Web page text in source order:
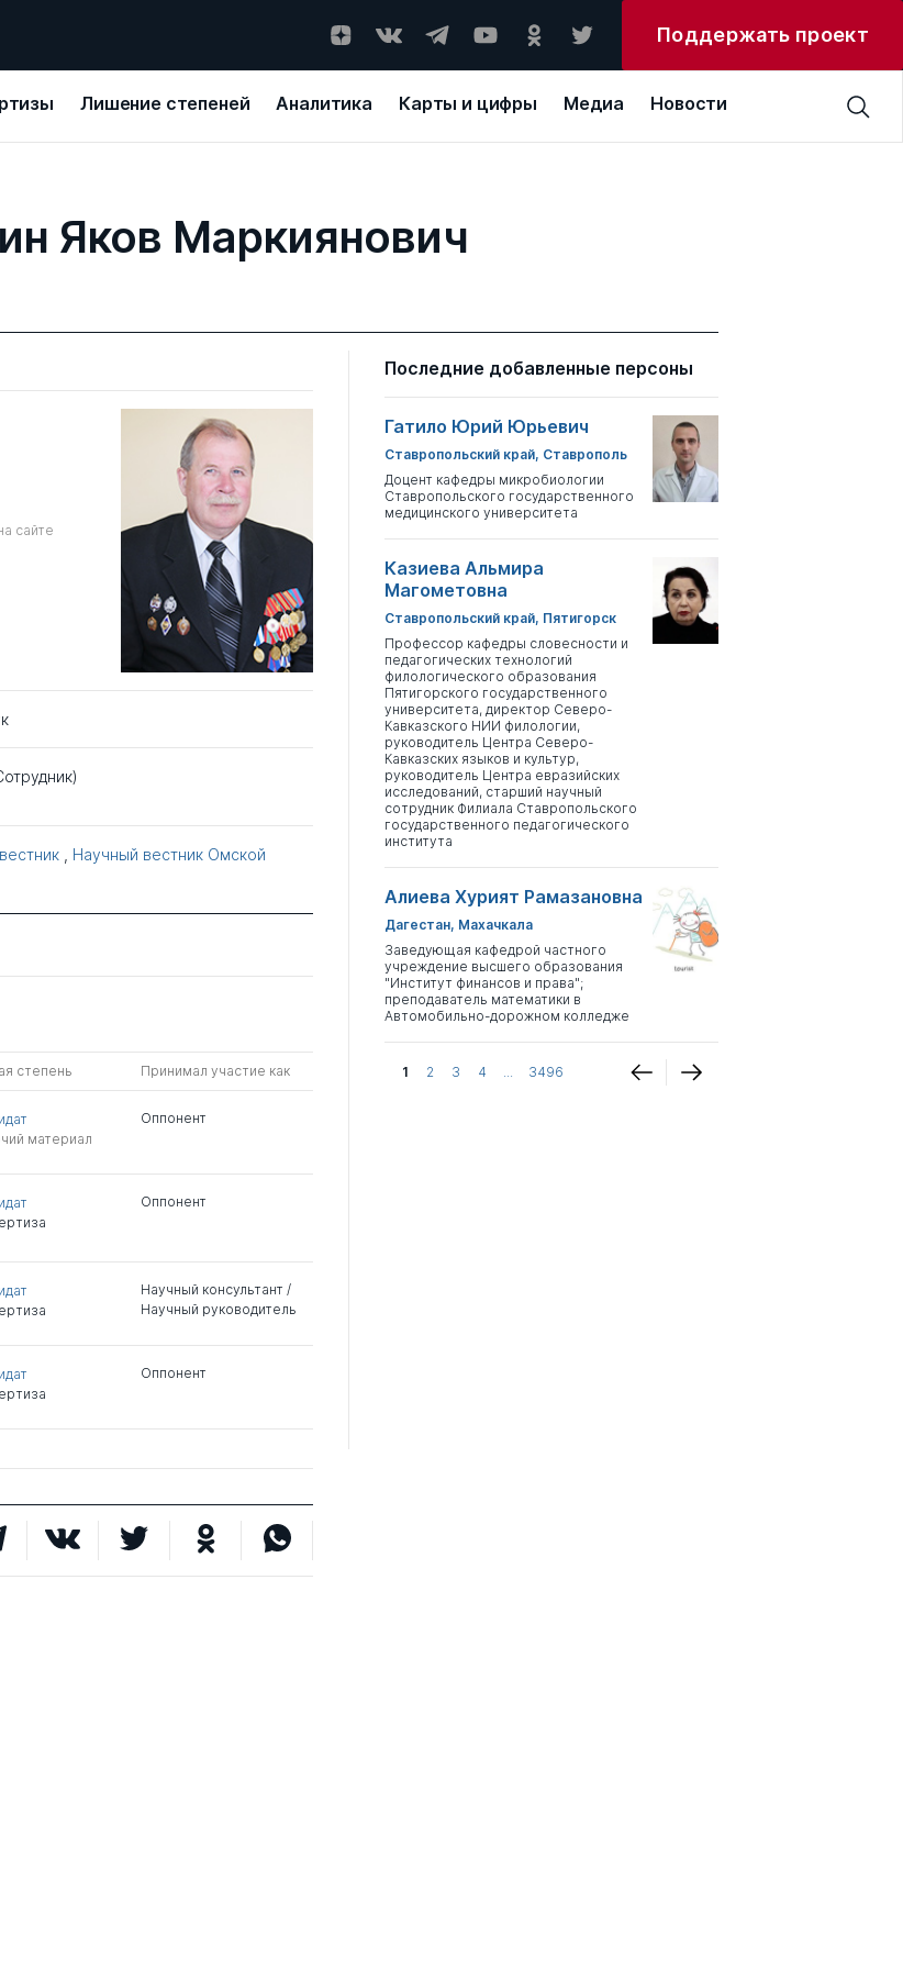
Поддержать проект
Лишение степеней Аналитика Карты и цифры Медиа Новости
Яков Маркиянович
сайте
Научный вестник Омской
степень Принимал участие как
материал
Оппонент
Оппонент
Научный консультант /
Научный руководитель
Оппонент
Последние добавленные персоны
Гатило Юрий Юрьевич
Ставропольский край, Ставрополь
Доцент кафедры микробиологии
Ставропольского государственного
медицинского университета
Казиева Альмира
Магометовна
Ставропольский край, Пятигорск
Профессор кафедры словесности и
педагогических технологий
филологического образования
Пятигорского государственного
университета, директор Северо-
Кавказского НИИ филологии,
руководитель Центра Северо-
Кавказских языков и культур,
руководитель Центра евразийских
исследований, старший научный
сотрудник Филиала Ставропольского
государственного педагогического
института
Алиева Хурият Рамазановна
Дагестан, Махачкала
Заведующая кафедрой частного
учреждение высшего образования
"Институт финансов и права";
преподаватель математики в
Автомобильно-дорожном колледже
1 2 3 4 ... 3496